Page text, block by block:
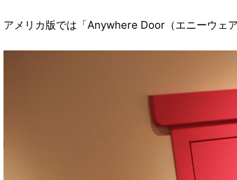
アメリカ版では「Anywhere Door（エニーウェ